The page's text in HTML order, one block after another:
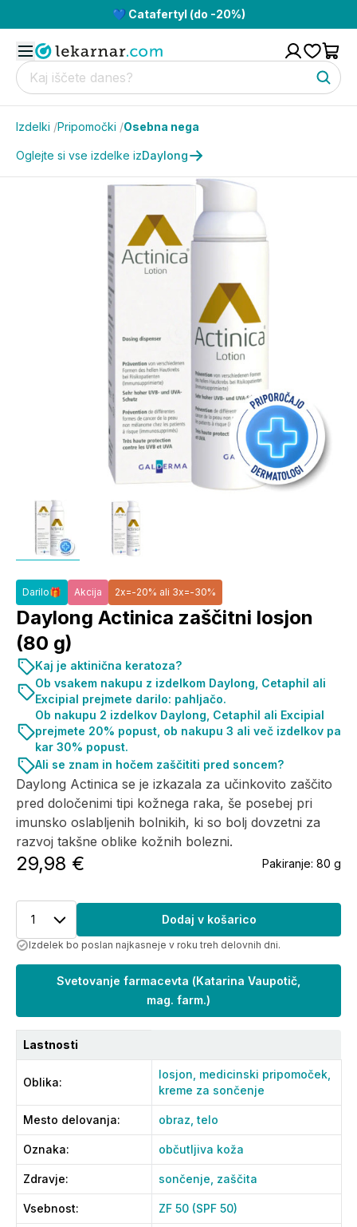
💙 Catafertyl (do -20%)
Izdelki /Pripomočki /Osebna nega
Oglejte si vse izdelke izDaylong
Darilo🎁 Akcija 2x=-20% ali 3x=-30%
Daylong Actinica zaščitni losjon
(80 g)
Daylong Actinica se je izkazala za učinkovito zaščito
pred določenimi tipi kožnega raka, še posebej pri
imunsko oslabljenih bolnikih, ki so bolj dovzetni za
razvoj takšne oblike kožnih bolezni.
29,98 € Pakiranje: 80 g
Kaj je aktinična keratoza?
Ob vsakem nakupu z izdelkom Daylong, Cetaphil ali
Excipial prejmete darilo: pahljačo.
Ob nakupu 2 izdelkov Daylong, Cetaphil ali Excipial
prejmete 20% popust, ob nakupu 3 ali več izdelkov pa
kar 30% popust.
Ali se znam in hočem zaščititi pred soncem?
1 Dodaj v košarico
Izdelek bo poslan najkasneje v roku treh delovnih dni.
Svetovanje farmacevta (Katarina Vaupotič,
mag. farm.)
Lastnosti
Oblika:
losjon, medicinski pripomoček,
kreme za sončenje
Mesto delovanja: obraz,telo
Oznaka: občutljiva koža
Zdravje: sončenje, zaščita
Vsebnost: ZF 50 (SPF 50)